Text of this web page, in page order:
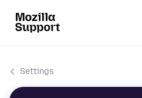
Settings